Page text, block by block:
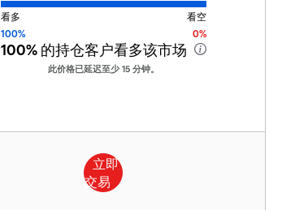
看多
看空
100%
0%
100%的持仓客户看多该市场
此价格已延迟至少 15 分钟。